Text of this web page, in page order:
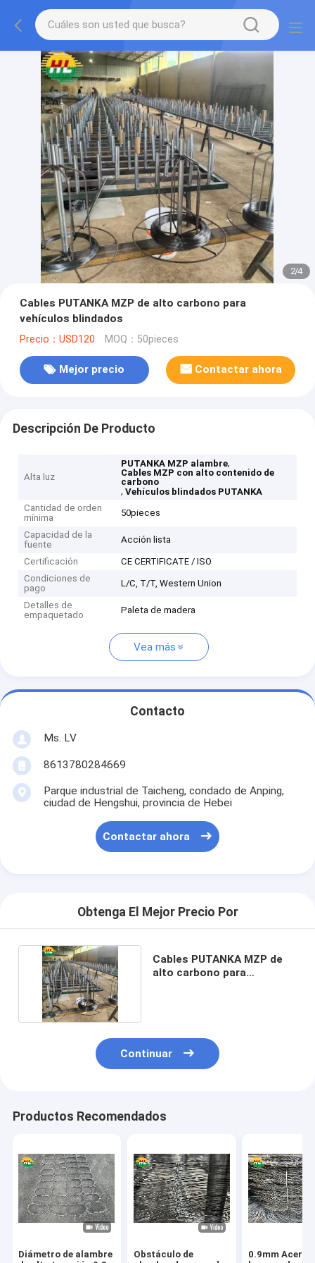
2/4
Cables PUTANKA MZP de alto carbono para
vehículos blindados
Precio：USD120 MOQ：50pieces
Mejor precio Contactar ahora
Descripción De Producto
Alta luz
PUTANKA MZP alambre,
Cables MZP con alto contenido de
carbono
,Vehículos blindados PUTANKA
Cantidad de orden
mínima
50pieces
Capacidad de la
fuente
Acción lista
Certificación
CE CERTIFICATE / ISO
Condiciones de
pago
L/C, T/T, Western Union
Detalles de
empaquetado
Paleta de madera
Vea más
Contacto
Ms. LV
8613780284669
Parque industrial de Taicheng, condado de Anping,
ciudad de Hengshui, provincia de Hebei
Contactar ahora
Obtenga El Mejor Precio Por
Cables PUTANKA MZP de
alto carbono para
Continuar
Productos Recomendados
Diámetro de alambre
Obstáculo de
0.9mm Acero